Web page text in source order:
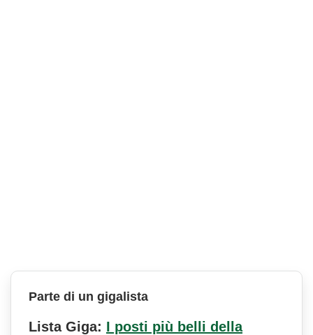
Parte di un gigalista
Lista Giga: I posti più belli della